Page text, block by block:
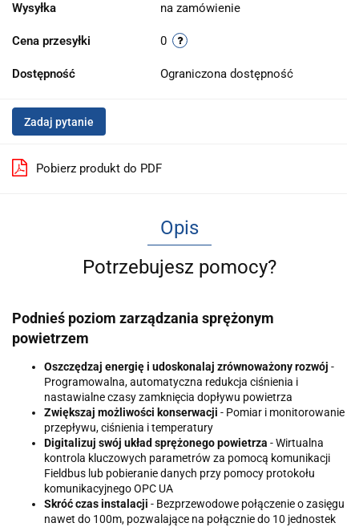
Wysyłka na zamówienie
Cena przesyłki 0
Dostępność Ograniczona dostępność
Zadaj pytanie
Pobierz produkt do PDF
Opis
Potrzebujesz pomocy?
Podnieś poziom zarządzania sprężonym
powietrzem
Oszczędzaj energię i udoskonalaj zrównoważony rozwój -
Programowalna, automatyczna redukcja ciśnienia i
nastawialne czasy zamknięcia dopływu powietrza
Zwiększaj możliwości konserwacji - Pomiar i monitorowanie
przepływu, ciśnienia i temperatury
Digitalizuj swój układ sprężonego powietrza - Wirtualna
kontrola kluczowych parametrów za pomocą komunikacji
Fieldbus lub pobieranie danych przy pomocy protokołu
komunikacyjnego OPC UA
Skróć czas instalacji - Bezprzewodowe połączenie o zasięgu
nawet do 100m, pozwalające na połącznie do 10 jednostek